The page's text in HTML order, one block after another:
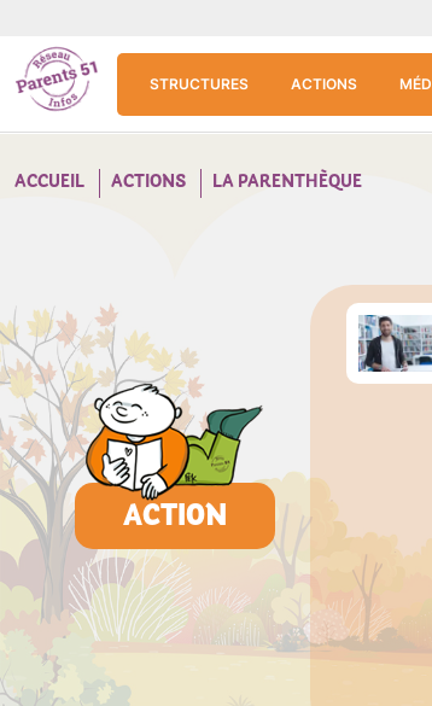
STRUCTURES ACTIONS
ACCUEIL ACTIONS LA PARENTHÈQUE
ACTION